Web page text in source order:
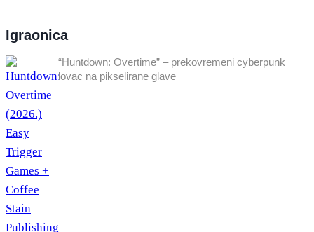
Igraonica
“Huntdown: Overtime” – prekovremeni cyberpunk
lovac na pikselirane glave